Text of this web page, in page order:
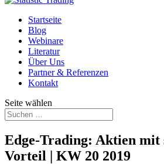
Startseite
Blog
Webinare
Literatur
Über Uns
Partner & Referenzen
Kontakt
Seite wählen
Edge-Trading: Aktien mit
Vorteil | KW 20 2019